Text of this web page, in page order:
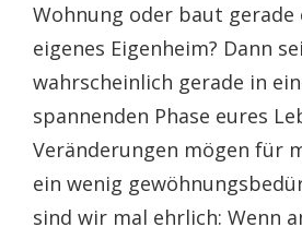
Wohnung oder baut gerade
eigenes Eigenheim? Dann
wahrscheinlich gerade in
spannenden Phase eures
Veränderungen mögen für
ein wenig
sind wir mal ehrlich: Wenn